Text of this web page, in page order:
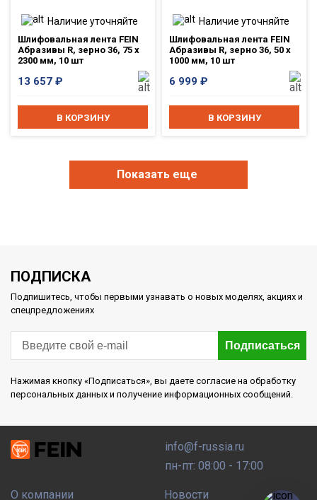
Наличие уточняйте
Шлифовальная лента FEIN
Абразивы R, зерно 36, 75 x
2300 мм, 10 шт
13 657 ₽
В КОРЗИНУ
Наличие уточняйте
Шлифовальная лента FEIN
Абразивы R, зерно 36, 50 x
1000 мм, 10 шт
6 999 ₽
В КОРЗИНУ
Показать еще
ПОДПИСКА
Подпишитесь, чтобы первыми узнавать о новых моделях, акциях и
спецпредложениях
Подписаться
Нажимая кнопку «Подписаться», вы даете согласие на обработку
персональных данных и получение информационных сообщений.
О компании Новости
info@f-russia.ru
пн-пт: 08:00 - 17:00